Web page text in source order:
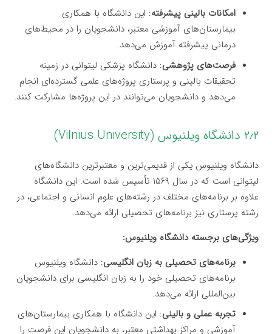
امکانات بالینی پیشرفته: این دانشگاه با همکاری
بیمارستان‌های آموزشی معتبر، دانشجویان را در محیط‌های
درمانی پیشرفته آموزش می‌دهد.
فرصت‌های پژوهشی: دانشگاه پزشکی لیتوانی در زمینه
تحقیقات بالینی و پرستاری پروژه‌های علمی گسترده‌ای انجام
می‌دهد و دانشجویان می‌توانند در این پروژه‌ها مشارکت کنند.
۲٫۲ دانشگاه ویلنیوس (Vilnius University)
دانشگاه ویلنیوس یکی از قدیمی‌ترین و معتبرترین دانشگاه‌های
لیتوانی است که در سال ۱۵۶۹ تأسیس شده است. این دانشگاه
علاوه بر برنامه‌های مختلف در رشته‌های علوم انسانی و اجتماعی، در
رشته پرستاری نیز برنامه‌های تحصیلی ارائه می‌دهد.
ویژگی‌های برجسته دانشگاه ویلنیوس:
برنامه‌های تحصیلی به زبان انگلیسی: دانشگاه ویلنیوس
برنامه‌های تحصیلی خود را به زبان انگلیسی برای دانشجویان
بین‌المللی ارائه می‌دهد.
تجربه عملی و بالینی: این دانشگاه با همکاری بیمارستان‌های
آموزشی و مراکز بهداشتی معتبر، به دانشجویان این فرصت را